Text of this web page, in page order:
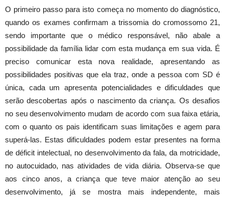
O primeiro passo para isto começa no momento do diagnóstico,
quando os exames confirmam a trissomia do cromossomo 21,
sendo importante que o médico responsável, não abale a
possibilidade da família lidar com esta mudança em sua vida. É
preciso comunicar esta nova realidade, apresentando as
possibilidades positivas que ela traz, onde a pessoa com SD é
única, cada um apresenta potencialidades e dificuldades que
serão descobertas após o nascimento da criança. Os desafios
no seu desenvolvimento mudam de acordo com sua faixa etária,
com o quanto os pais identificam suas limitações e agem para
superá-las. Estas dificuldades podem estar presentes na forma
de déficit intelectual, no desenvolvimento da fala, da motricidade,
no autocuidado, nas atividades de vida diária. Observa-se que
aos cinco anos, a criança que teve maior atenção ao seu
desenvolvimento, já se mostra mais independente, mais